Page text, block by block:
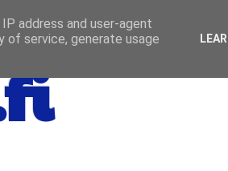
address and user-agent
of service, generate usage